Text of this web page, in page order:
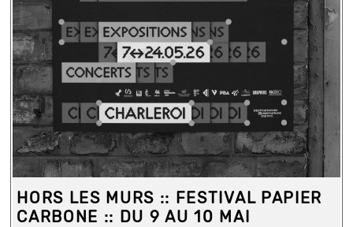
HORS LES MURS :: FESTIVAL PAPIER
CARBONE :: DU 9 AU 10 MAI